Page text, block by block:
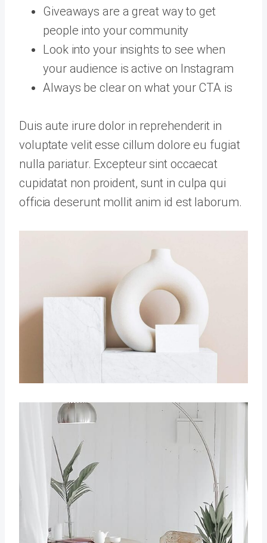
Giveaways are a great way to get
people into your community
Look into your insights to see when
your audience is active on Instagram
Always be clear on what your CTA is
Duis aute irure dolor in reprehenderit in
voluptate velit esse cillum dolore eu fugiat
nulla pariatur. Excepteur sint occaecat
cupidatat non proident, sunt in culpa qui
officia deserunt mollit anim id est laborum.